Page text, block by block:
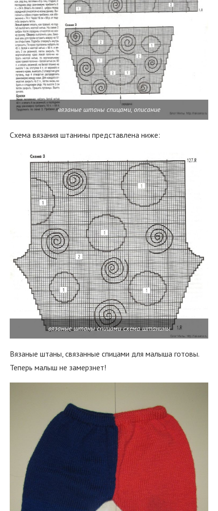
вязаные штаны спицами, описание
Схема вязания штанины представлена ниже:
вязаные штаны спицами схема штанины
Вязаные штаны, связанные спицами для малыша готовы.
Теперь малыш не замерзнет!